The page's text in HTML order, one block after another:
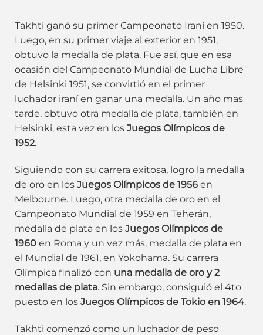
Takhti ganó su primer Campeonato Iraní en 1950.
Luego, en su primer viaje al exterior en 1951,
obtuvo la medalla de plata. Fue así, que en esa
ocasión del Campeonato Mundial de Lucha Libre
de Helsinki 1951, se convirtió en el primer
luchador iraní en ganar una medalla. Un año mas
tarde, obtuvo otra medalla de plata, también en
Helsinki, esta vez en los Juegos Olímpicos de
1952.
Siguiendo con su carrera exitosa, logro la medalla
de oro en los Juegos Olímpicos de 1956 en
Melbourne. Luego, otra medalla de oro en el
Campeonato Mundial de 1959 en Teherán,
medalla de plata en los Juegos Olímpicos de
1960 en Roma y un vez más, medalla de plata en
el Mundial de 1961, en Yokohama. Su carrera
Olímpica finalizó con una medalla de oro y 2
medallas de plata. Sin embargo, consiguió el 4to
puesto en los Juegos Olímpicos de Tokio en 1964.
Takhti comenzó como un luchador de peso